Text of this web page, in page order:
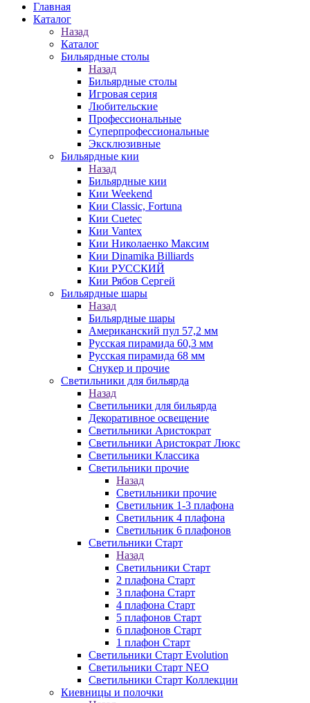
Главная
Каталог
Назад
Каталог
Бильярдные столы
Назад
Бильярдные столы
Игровая серия
Любительские
Профессиональные
Суперпрофессиональные
Эксклюзивные
Бильярдные кии
Назад
Бильярдные кии
Кии Weekend
Кии Classic, Fortuna
Кии Cuetec
Кии Vantex
Кии Николаенко Максим
Кии Dinamika Billiards
Кии РУССКИЙ
Кии Рябов Сергей
Бильярдные шары
Назад
Бильярдные шары
Американский пул 57,2 мм
Русская пирамида 60,3 мм
Русская пирамида 68 мм
Снукер и прочие
Светильники для бильярда
Назад
Светильники для бильярда
Декоративное освещение
Светильники Аристократ
Светильники Аристократ Люкс
Светильники Классика
Светильники прочие
Назад
Светильники прочие
Светильник 1-3 плафона
Светильник 4 плафона
Светильник 6 плафонов
Светильники Старт
Назад
Светильники Старт
2 плафона Старт
3 плафона Старт
4 плафона Старт
5 плафонов Старт
6 плафонов Старт
1 плафон Старт
Светильники Старт Evolution
Светильники Старт NEO
Светильники Старт Коллекции
Киевницы и полочки